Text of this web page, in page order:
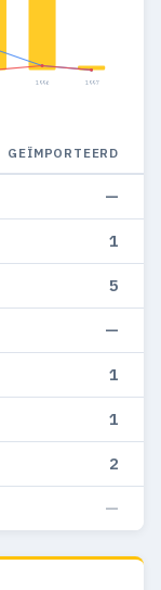
1996 1997
GEÏMPORTEERD
—
1
5
—
1
1
2
—